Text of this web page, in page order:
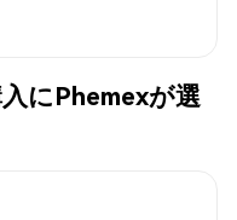
にPhemexが選